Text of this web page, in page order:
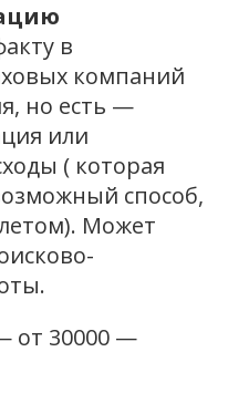
в
компаний
но есть —
или
( которая
способ,
Может
от 30000 —